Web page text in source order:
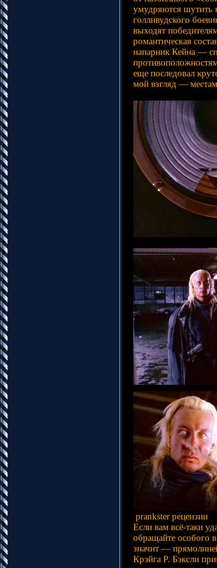
умудряются шутить
голливудского
выходят
романтическая
напарник Кейна —
еще последовал
мой взгляд —
prankster рецензии
Если вам всё-таки
обращайте особого
значит —
Крэйга Р. Бэксли